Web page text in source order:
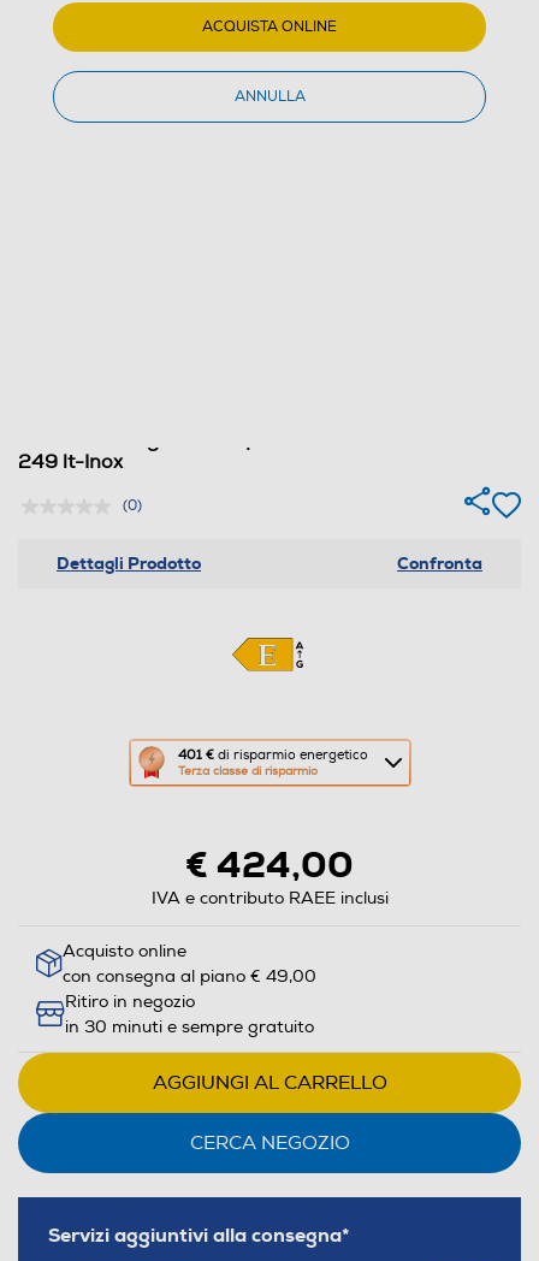
249 lt-Inox
(0)
Dettagli Prodotto Confronta
401 €di risparmio energetico
Terza classe di risparmio
Questa
azione
Calcolatore
energetico
di
Youreko.
€ 424,00
IVA e contributo RAEE inclusi
Acquisto online
con consegna al piano € 49,00
Ritiro in negozio
in 30 minuti e sempre gratuito
AGGIUNGI AL CARRELLO
CERCA NEGOZIO
Servizi aggiuntivi alla consegna*
ACQUISTA ONLINE
ANNULLA